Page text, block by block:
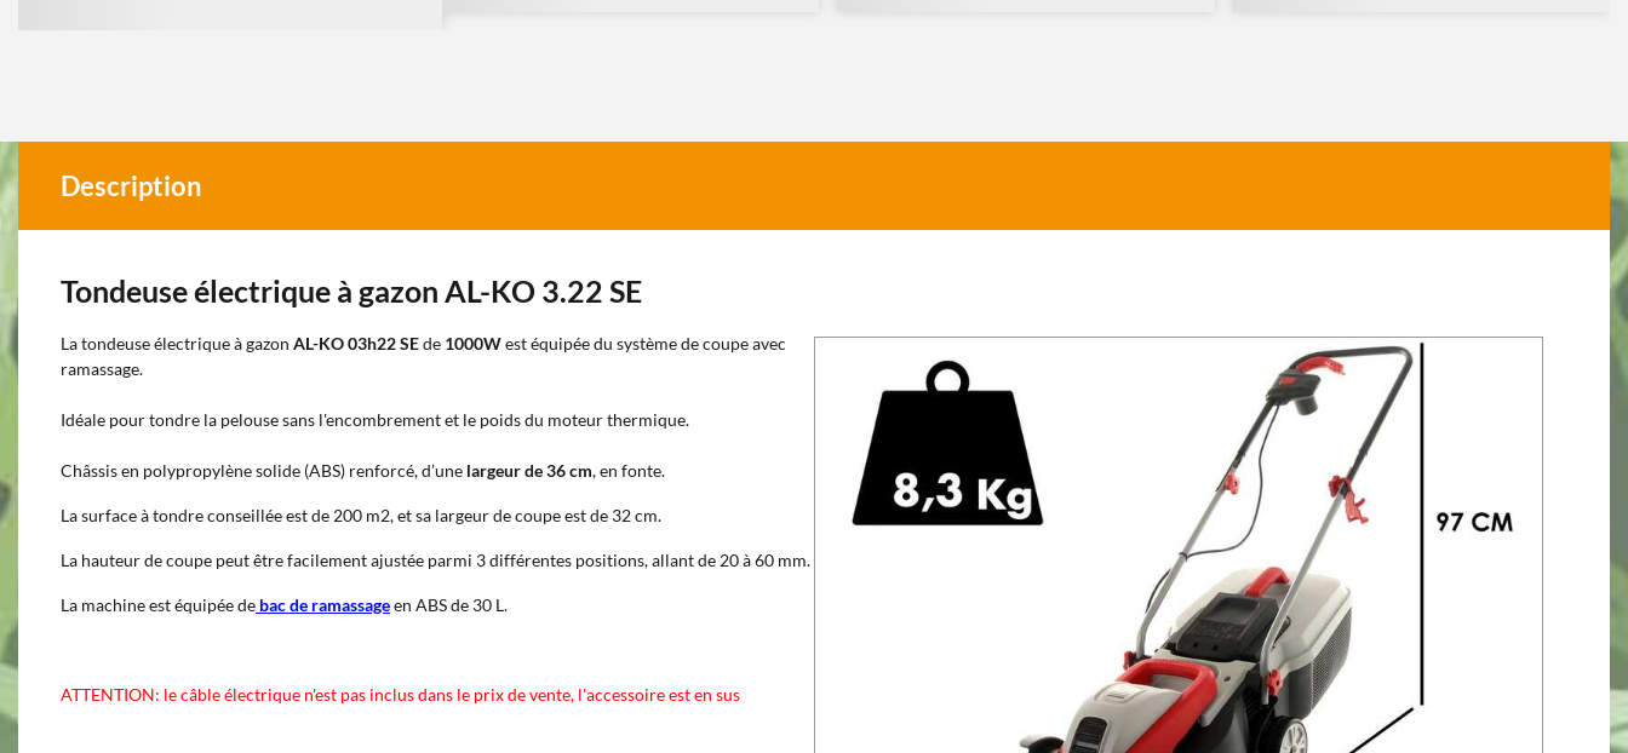
Description
Tondeuse électrique à gazon AL-KO 3.22 SE
La tondeuse électrique à gazon AL-KO 03h22 SEde 1000West équipée du système de coupe avec
ramassage.
Idéale pour tondre la pelouse sans l'encombrement et le poids du moteur thermique.
Châssis en polypropylène solide (ABS) renforcé, d’une largeur de 36 cm, en fonte.
La surface à tondre conseillée est de 200 m2, et sa largeur de coupe est de 32 cm.
La hauteur de coupe peut être facilement ajustée parmi 3 différentes positions, allant de 20 à 60 mm.
La machine est équipée de bac de ramassageen ABS de 30 L.
ATTENTION: le câble électrique n'est pas inclus dans le prix de vente, l'accessoire est en sus